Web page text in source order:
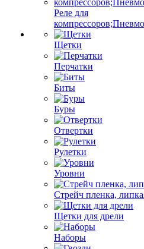
Реле для
Щетки
Перчатки
Биты
Буры
Отвертки
Рулетки
Уровни
Стрейч пленка,
Щетки для дрели
Наборы